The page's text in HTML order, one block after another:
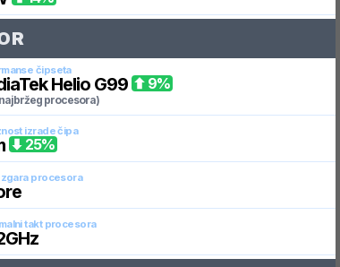
čipseta
Helio G99
procesora)
9%
izrade čipa
25%
procesora
takt procesora
GHz